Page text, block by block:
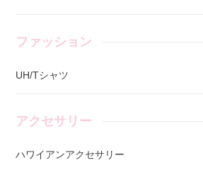
ファッション
UH/Tシャツ
アクセサリー
ハワイアンアクセサリー